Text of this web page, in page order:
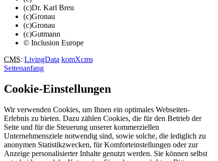
(c)Dr. Karl Breu
(c)Gronau
(c)Gronau
(c)Gutmann
© Inclusion Europe
CMS: LivingData komXcms
Seitenanfang
Cookie-Einstellungen
Wir verwenden Cookies, um Ihnen ein optimales Webseiten-
Erlebnis zu bieten. Dazu zählen Cookies, die für den Betrieb der
Seite und für die Steuerung unserer kommerziellen
Unternehmensziele notwendig sind, sowie solche, die lediglich zu
anonymen Statistikzwecken, für Komforteinstellungen oder zur
Anzeige personalisierter Inhalte genutzt werden. Sie können selbst